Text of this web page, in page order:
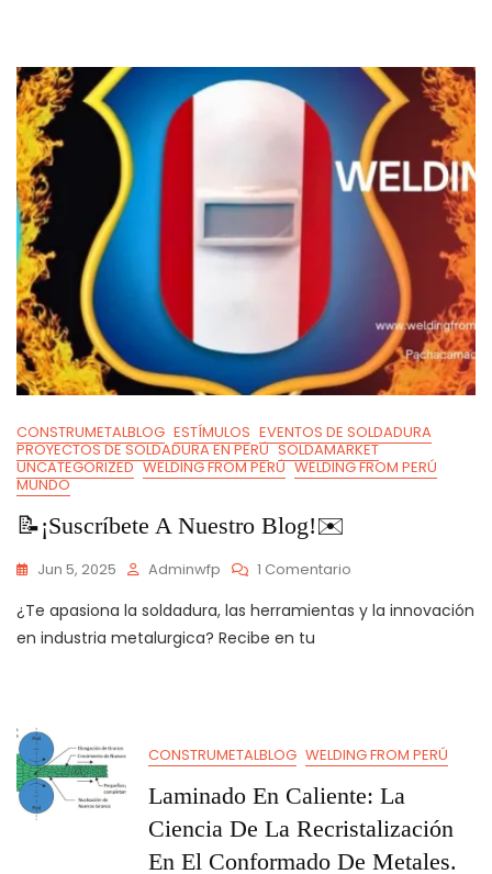
Abierto
CONSTRUMETALBLOG ESTÍMULOS EVENTOS DE SOLDADURA
PROYECTOS DE SOLDADURA EN PERÚ SOLDAMARKET
UNCATEGORIZED WELDING FROM PERÚ WELDING FROM PERÚ
MUNDO
📝¡Suscríbete A Nuestro Blog!✉️
Jun 5, 2025 Adminwfp 1 Comentario
¡Suscríbete
¿Te apasiona la soldadura, las herramientas y la innovación
en industria metalurgica? Recibe en tu
CONSTRUMETALBLOG WELDING FROM PERÚ
Laminado En Caliente: La
Ciencia De La Recristalización
En El Conformado De Metales.